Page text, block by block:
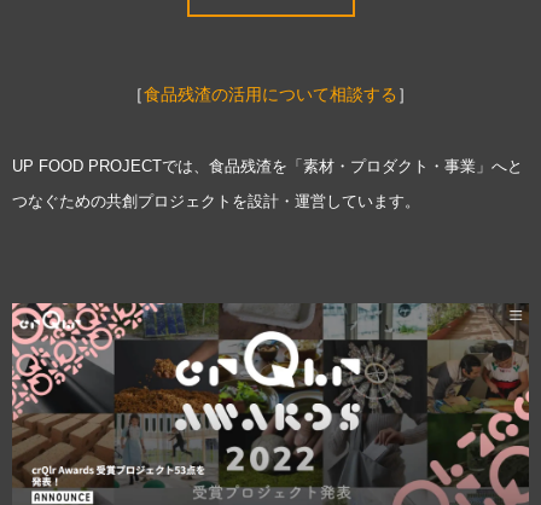
［食品残渣の活用について相談する ］
UP FOOD PROJECTでは、食品残渣を「素材・プロダクト・事業」へと
つなぐための共創プロジェクトを設計・運営しています。